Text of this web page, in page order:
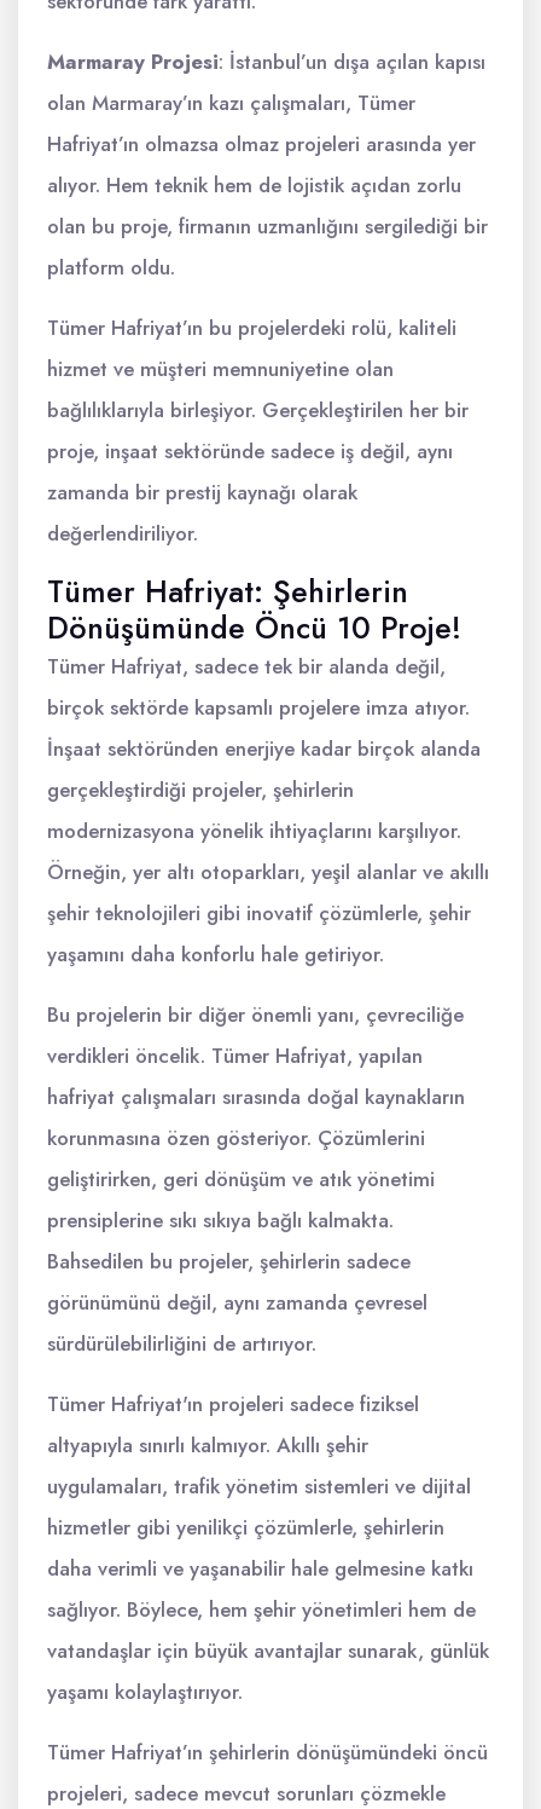
Marmaray Projesi: İstanbul’un dışa açılan kapısı
olan Marmaray’ın kazı çalışmaları, Tümer
Hafriyat’ın olmazsa olmaz projeleri arasında yer
alıyor. Hem teknik hem de lojistik açıdan zorlu
olan bu proje, firmanın uzmanlığını sergilediği bir
platform oldu.
Tümer Hafriyat’ın bu projelerdeki rolü, kaliteli
hizmet ve müşteri memnuniyetine olan
bağlılıklarıyla birleşiyor. Gerçekleştirilen her bir
proje, inşaat sektöründe sadece iş değil, aynı
zamanda bir prestij kaynağı olarak
değerlendiriliyor.
Tümer Hafriyat: Şehirlerin
Dönüşümünde Öncü 10 Proje!
Tümer Hafriyat, sadece tek bir alanda değil,
birçok sektörde kapsamlı projelere imza atıyor.
İnşaat sektöründen enerjiye kadar birçok alanda
gerçekleştirdiği projeler, şehirlerin
modernizasyona yönelik ihtiyaçlarını karşılıyor.
Örneğin, yer altı otoparkları, yeşil alanlar ve akıllı
şehir teknolojileri gibi inovatif çözümlerle, şehir
yaşamını daha konforlu hale getiriyor.
Bu projelerin bir diğer önemli yanı, çevreciliğe
verdikleri öncelik. Tümer Hafriyat, yapılan
hafriyat çalışmaları sırasında doğal kaynakların
korunmasına özen gösteriyor. Çözümlerini
geliştirirken, geri dönüşüm ve atık yönetimi
prensiplerine sıkı sıkıya bağlı kalmakta.
Bahsedilen bu projeler, şehirlerin sadece
görünümünü değil, aynı zamanda çevresel
sürdürülebilirliğini de artırıyor.
Tümer Hafriyat'ın projeleri sadece fiziksel
altyapıyla sınırlı kalmıyor. Akıllı şehir
uygulamaları, trafik yönetim sistemleri ve dijital
hizmetler gibi yenilikçi çözümlerle, şehirlerin
daha verimli ve yaşanabilir hale gelmesine katkı
sağlıyor. Böylece, hem şehir yönetimleri hem de
vatandaşlar için büyük avantajlar sunarak, günlük
yaşamı kolaylaştırıyor.
Tümer Hafriyat’ın şehirlerin dönüşümündeki öncü
projeleri, sadece mevcut sorunları çözmekle